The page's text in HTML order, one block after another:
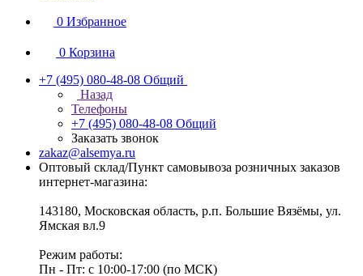
0 Избранное
0 Корзина
+7 (495) 080-48-08 Общий
Назад
Телефоны
+7 (495) 080-48-08 Общий
Заказать звонок
zakaz@alsemya.ru
Оптовый склад/Пункт самовывоза розничных заказов
интернет-магазина:
143180, Московская область, р.п. Большие Вязёмы, ул.
Ямская вл.9
Режим работы:
Пн - Пт: с 10:00-17:00 (по МСК)